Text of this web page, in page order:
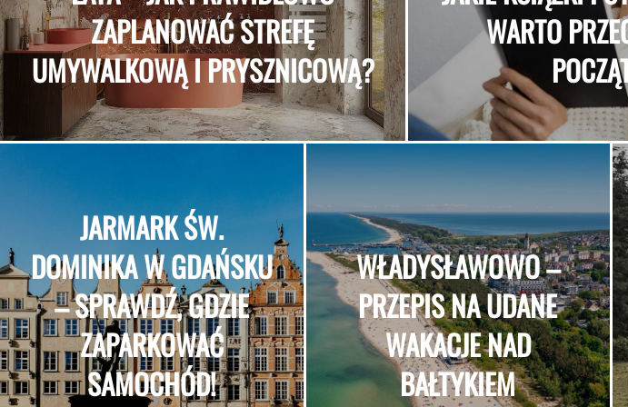
ZAPLANOWAĆ STREFĘ
UMYWALKOWĄ I PRYSZNICOWĄ?
WARTO
JARMARK ŚW.
DOMINIKA W GDAŃSKU
– SPRAWDŹ, GDZIE
ZAPARKOWAĆ
SAMOCHÓD!
WŁADYSŁAWOWO –
PRZEPIS NA UDANE
WAKACJE NAD
BAŁTYKIEM